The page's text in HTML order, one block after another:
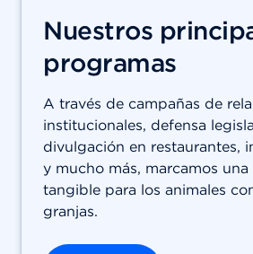
Nuestros
programas
A través de campañas de
institucionales, defensa
divulgación en restaurantes,
y mucho más, marcamos
tangible para los animales
granjas.